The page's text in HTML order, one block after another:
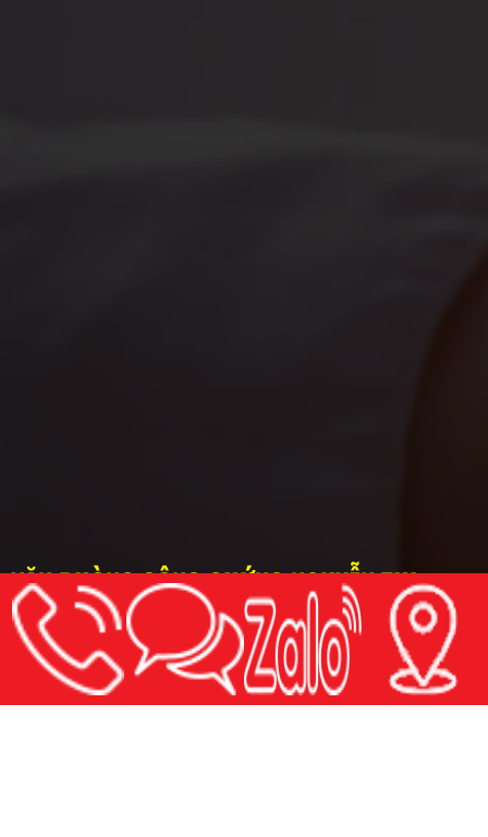
VĂN PHÒNG CÔNG CHỨNG NGUYỄN THỊ
NGỌC BÍCH
Địa chỉ: 672A48 Phan Văn Trị, P.10, Q. Gò Vấp, TP.HCM
( Đối diện 1313 Phan Văn Trị, P.10, Q. Gò Vấp )